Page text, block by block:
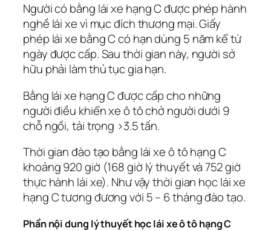
Người có bằng lái xe hạng C được phép hành
nghề lái xe vì mục đích thương mại. Giấy
phép lái xe bằng C có hạn dùng 5 năm kể từ
ngày được cấp. Sau thời gian này, người sở
hữu phải làm thủ tục gia hạn.
Bằng lái xe hạng C được cấp cho những
người điều khiển xe ô tô chở người dưới 9
chỗ ngồi, tải trọng >3.5 tấn.
Thời gian đào tạo bằng lái xe ô tô hạng C
khoảng 920 giờ (168 giờ lý thuyết và 752 giờ
thực hành lái xe). Như vậy thời gian học lái xe
hạng C tương đương với 5 – 6 tháng đào tạo.
Phần nội dung lý thuyết học lái xe ô tô hạng C